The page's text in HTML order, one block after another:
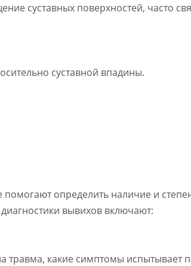
суставных поверхностей, часто
суставной впадины.
определить наличие и
вывихов включают:
какие симптомы испытывает